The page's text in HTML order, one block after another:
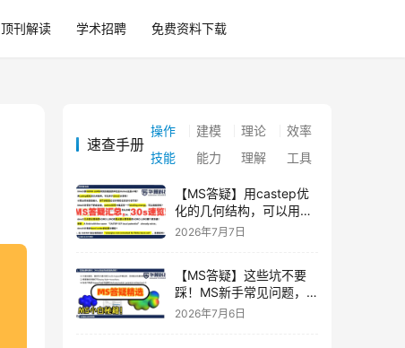
顶刊解读 学术招聘 免费资料下载
速查手册
操作
技能
建模
能力
理论
理解
效率
工具
【MS答疑】用castep优
化的几何结构，可以用于
dmol3计算吗？| 华算科
2026年7月7日
【MS答疑】这些坑不要
踩！MS新手常见问题，
你犯错了没？| 华算科技
2026年7月6日